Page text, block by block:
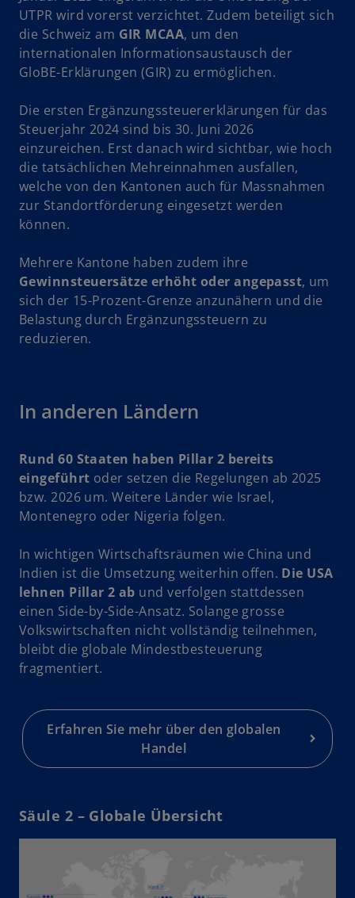
UTPR wird vorerst verzichtet. Zudem beteiligt sich
die Schweiz am GIR MCAA, um den
internationalen Informationsaustausch der
GloBE-Erklärungen (GIR) zu ermöglichen.
Die ersten Ergänzungssteuererklärungen für das
Steuerjahr 2024 sind bis 30. Juni 2026
einzureichen. Erst danach wird sichtbar, wie hoch
die tatsächlichen Mehreinnahmen ausfallen,
welche von den Kantonen auch für Massnahmen
zur Standortförderung eingesetzt werden
können.
Mehrere Kantone haben zudem ihre
Gewinnsteuersätze erhöht oder angepasst, um
sich der 15-Prozent-Grenze anzunähern und die
Belastung durch Ergänzungssteuern zu
reduzieren.
In anderen Ländern
Rund 60 Staaten haben Pillar 2 bereits
eingeführt oder setzen die Regelungen ab 2025
bzw. 2026 um. Weitere Länder wie Israel,
Montenegro oder Nigeria folgen.
In wichtigen Wirtschaftsräumen wie China und
Indien ist die Umsetzung weiterhin offen. Die USA
lehnen Pillar 2 ab und verfolgen stattdessen
einen Side-by-Side-Ansatz. Solange grosse
Volkswirtschaften nicht vollständig teilnehmen,
bleibt die globale Mindestbesteuerung
fragmentiert.
Erfahren Sie mehr über den globalen
Handel
n
r
e
t
a
Säule 2 – Globale Übersicht